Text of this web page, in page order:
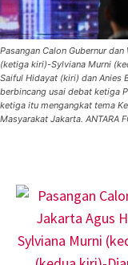
Pasangan Calon Gubernur
(ketiga kiri)-Sylviana Murni
Saiful Hidayat (kiri) dan Anies
berbincang usai debat ketiga
ketiga itu mengangkat tema
Masyarakat Jakarta. ANTARA